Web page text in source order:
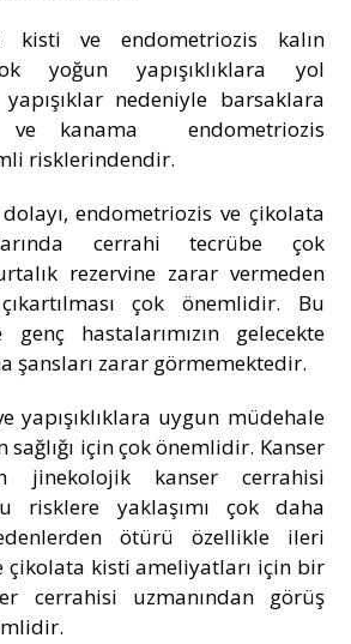
kisti ve endometriozis kalın
yoğun yapışıklıklara yol
nedeniyle barsaklara
ve kanama endometriozis
risklerindendir.
endometriozis ve çikolata
cerrahi tecrübe çok
rezervine zarar vermeden
çok önemlidir. Bu
hastalarımızın gelecekte
şansları zarar görmemektedir.
yapışıklıklara uygun müdehale
sağlığı için çok önemlidir. Kanser
jinekolojik kanser cerrahisi
risklere yaklaşımı çok daha
ötürü özellikle ileri
çikolata kisti ameliyatları için bir
cerrahisi uzmanından görüş